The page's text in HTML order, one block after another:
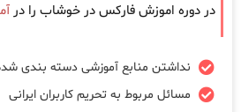
در دوره اموزش فارکس در خوشاب را در
نداشتن منابع آموزشی دسته بندی
مسائل مربوط به تحریم کاربران ایرانی